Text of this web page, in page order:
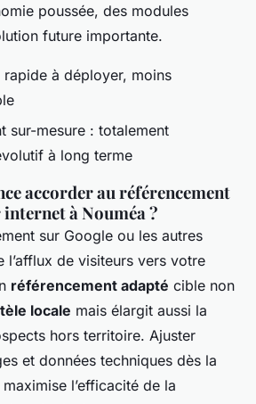
poussée, des modules
future importante.
rapide à déployer, moins
sur-mesure : totalement
à long terme
accorder au référencement
à Nouméa ?
sur Google ou les autres
l’afflux de visiteurs vers votre
référencement adapté cible non
locale mais élargit aussi la
hors territoire. Ajuster
et données techniques dès la
l’efficacité de la